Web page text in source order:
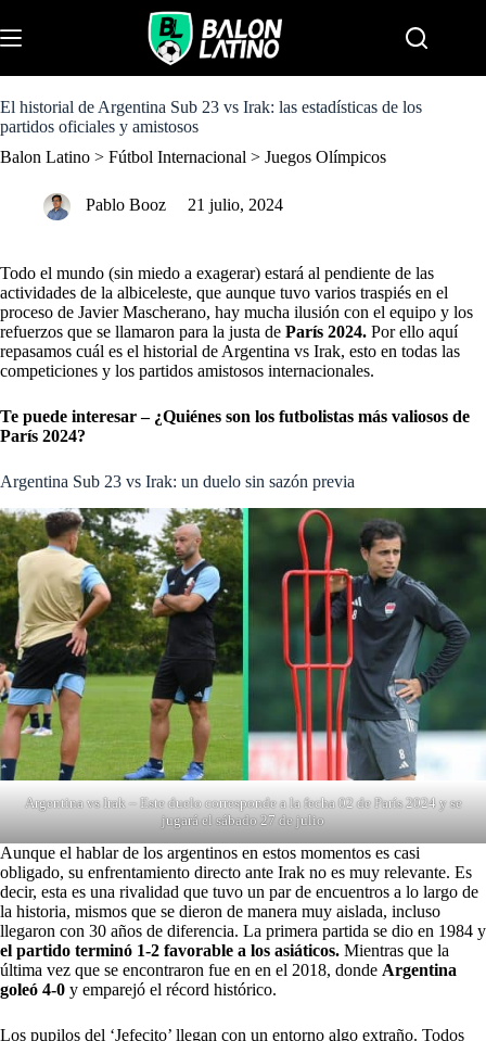
k
i
o
c
n
El historial de Argentina Sub 23 vs Irak: las estadísticas de los
partidos oficiales y amistosos
Balon Latino > Fútbol Internacional > Juegos Olímpicos
Pablo Booz 21 julio, 2024
Todo el mundo (sin miedo a exagerar) estará al pendiente de las
actividades de la albiceleste, que aunque tuvo varios traspiés en el
proceso de Javier Mascherano, hay mucha ilusión con el equipo y los
refuerzos que se llamaron para la justa de París 2024. Por ello aquí
repasamos cuál es el historial de Argentina vs Irak, esto en todas las
competiciones y los partidos amistosos internacionales.
Te puede interesar – ¿Quiénes son los futbolistas más valiosos de
París 2024?
Argentina Sub 23 vs Irak: un duelo sin sazón previa
Argentina vs Irak – Este duelo corresponde a la fecha 02 de París 2024 y se
jugará el sábado 27 de julio
Aunque el hablar de los argentinos en estos momentos es casi
obligado, su enfrentamiento directo ante Irak no es muy relevante. Es
decir, esta es una rivalidad que tuvo un par de encuentros a lo largo de
la historia, mismos que se dieron de manera muy aislada, incluso
llegaron con 30 años de diferencia. La primera partida se dio en 1984 y
el partido terminó 1-2 favorable a los asiáticos. Mientras que la
última vez que se encontraron fue en en el 2018, donde Argentina
goleó 4-0 y emparejó el récord histórico.
Los pupilos del ‘Jefecito’ llegan con un entorno algo extraño. Todos